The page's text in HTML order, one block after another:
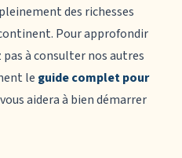
des richesses
Pour approfondir
à consulter nos autres
le guide complet pour
aidera à bien démarrer